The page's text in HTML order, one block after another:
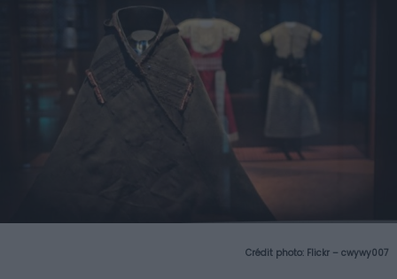
Crédit photo: Flickr – cwywy007